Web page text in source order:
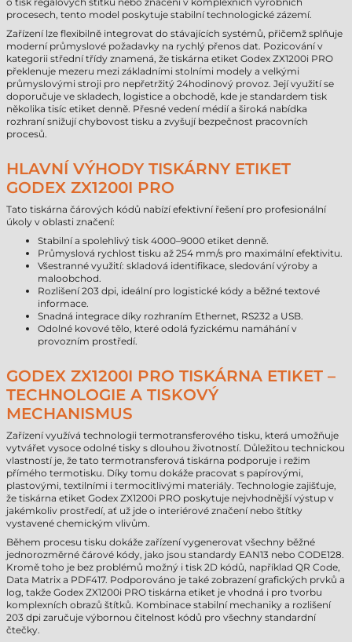
procesech, tento model poskytuje stabilní technologické zázemí.
Zařízení lze flexibilně integrovat do stávajících systémů, přičemž splňuje
moderní průmyslové požadavky na rychlý přenos dat. Pozicování v
kategorii střední třídy znamená, že tiskárna etiket Godex ZX1200i PRO
překlenuje mezeru mezi základními stolními modely a velkými
průmyslovými stroji pro nepřetržitý 24hodinový provoz. Její využití se
doporučuje ve skladech, logistice a obchodě, kde je standardem tisk
několika tisíc etiket denně. Přesné vedení médií a široká nabídka
rozhraní snižují chybovost tisku a zvyšují bezpečnost pracovních
procesů.
HLAVNÍ VÝHODY TISKÁRNY ETIKET
GODEX ZX1200I PRO
Tato tiskárna čárových kódů nabízí efektivní řešení pro profesionální
úkoly v oblasti značení:
Stabilní a spolehlivý tisk 4000–9000 etiket denně.
Průmyslová rychlost tisku až 254 mm/s pro maximální efektivitu.
Všestranné využití: skladová identifikace, sledování výroby a
maloobchod.
Rozlišení 203 dpi, ideální pro logistické kódy a běžné textové
informace.
Snadná integrace díky rozhraním Ethernet, RS232 a USB.
Odolné kovové tělo, které odolá fyzickému namáhání v
provozním prostředí.
GODEX ZX1200I PRO TISKÁRNA ETIKET –
TECHNOLOGIE A TISKOVÝ
MECHANISMUS
Zařízení využívá technologii termotransferového tisku, která umožňuje
vytvářet vysoce odolné tisky s dlouhou životností. Důležitou technickou
vlastností je, že tato termotransferová tiskárna podporuje i režim
přímého termotisku. Díky tomu dokáže pracovat s papírovými,
plastovými, textilními i termocitlivými materiály. Technologie zajišťuje,
že tiskárna etiket Godex ZX1200i PRO poskytuje nejvhodnější výstup v
jakémkoliv prostředí, ať už jde o interiérové značení nebo štítky
vystavené chemickým vlivům.
Během procesu tisku dokáže zařízení vygenerovat všechny běžné
jednorozměrné čárové kódy, jako jsou standardy EAN13 nebo CODE128.
Kromě toho je bez problémů možný i tisk 2D kódů, například QR Code,
Data Matrix a PDF417. Podporováno je také zobrazení grafických prvků a
log, takže Godex ZX1200i PRO tiskárna etiket je vhodná i pro tvorbu
komplexních obrazů štítků. Kombinace stabilní mechaniky a rozlišení
203 dpi zaručuje výbornou čitelnost kódů pro všechny standardní
čtečky.